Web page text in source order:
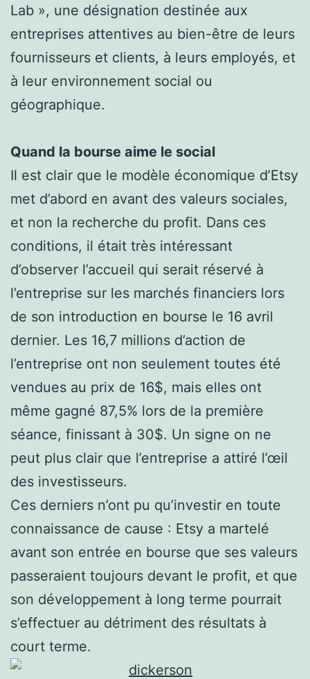
Lab », une désignation destinée aux
entreprises attentives au bien-être de leurs
fournisseurs et clients, à leurs employés, et
à leur environnement social ou
géographique.
Quand la bourse aime le social
Il est clair que le modèle économique d’Etsy
met d’abord en avant des valeurs sociales,
et non la recherche du profit. Dans ces
conditions, il était très intéressant
d’observer l’accueil qui serait réservé à
l’entreprise sur les marchés financiers lors
de son introduction en bourse le 16 avril
dernier. Les 16,7 millions d’action de
l’entreprise ont non seulement toutes été
vendues au prix de 16$, mais elles ont
même gagné 87,5% lors de la première
séance, finissant à 30$. Un signe on ne
peut plus clair que l’entreprise a attiré l’œil
des investisseurs.
Ces derniers n’ont pu qu’investir en toute
connaissance de cause : Etsy a martelé
avant son entrée en bourse que ses valeurs
passeraient toujours devant le profit, et que
son développement à long terme pourrait
s’effectuer au détriment des résultats à
court terme.